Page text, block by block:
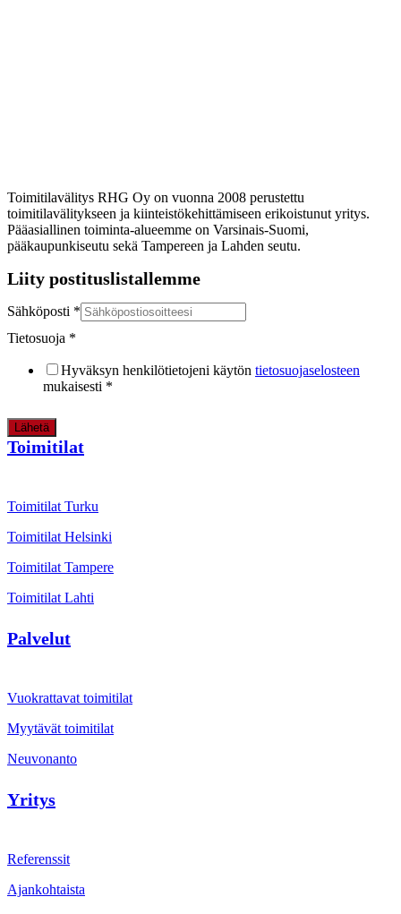
Toimitilavälitys RHG Oy on vuonna 2008 perustettu
toimitilavälitykseen ja kiinteistökehittämiseen erikoistunut yritys.
Pääasiallinen toiminta-alueemme on Varsinais-Suomi,
pääkaupunkiseutu sekä Tampereen ja Lahden seutu.
Liity postituslistallemme
Sähköposti *
Tietosuoja *
Hyväksyn henkilötietojeni käytön tietosuojaselosteen
mukaisesti *
Lähetä
Toimitilat
Toimitilat Turku
Toimitilat Helsinki
Toimitilat Tampere
Toimitilat Lahti
Palvelut
Vuokrattavat toimitilat
Myytävät toimitilat
Neuvonanto
Yritys
Referenssit
Ajankohtaista